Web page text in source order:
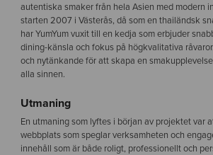
autentiska smaker från hela Asien med modern
starten 2007 i Västerås, då som en thailändsk
har YumYum vuxit till en kedja som erbjuder
dining-känsla och fokus på högkvalitativa
och nytänkande för att skapa en
alla sinnen.
Utmaning
En utmaning som lyftes i början av projektet var
webbplats som speglar verksamheten och
innehåll som är både roligt, professionellt och